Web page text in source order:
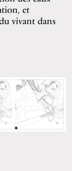
et
vivant dans